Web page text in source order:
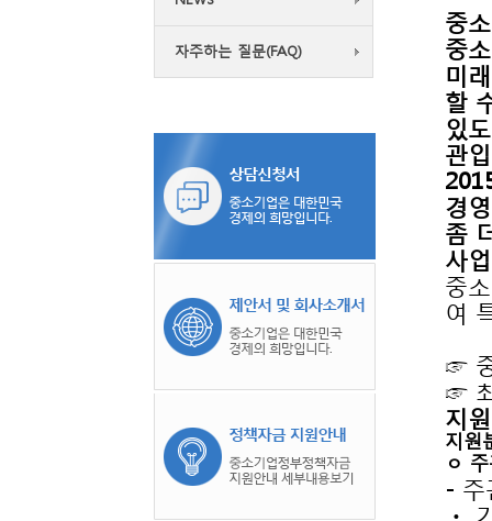
자주하는 질문(FAQ)
중
중
할
관
경
좀
사
여
☞
☞
지
지원
ㅇ
- 주